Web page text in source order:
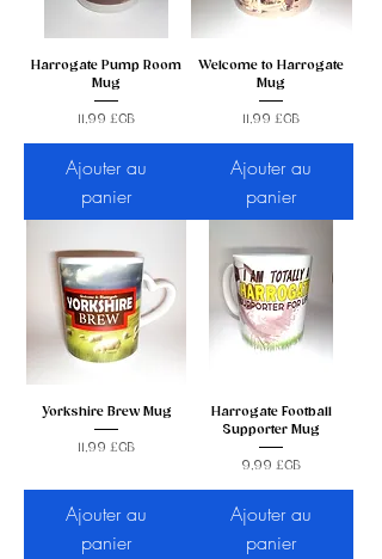
Harrogate Pump Room
Mug
Prix
11,99 £GB
Ajouter au
panier
Welcome to Harrogate
Mug
Prix
11,99 £GB
Ajouter au
panier
Yorkshire Brew Mug
Prix
11,99 £GB
Ajouter au
panier
Harrogate Football
Supporter Mug
Prix
9,99 £GB
Ajouter au
panier